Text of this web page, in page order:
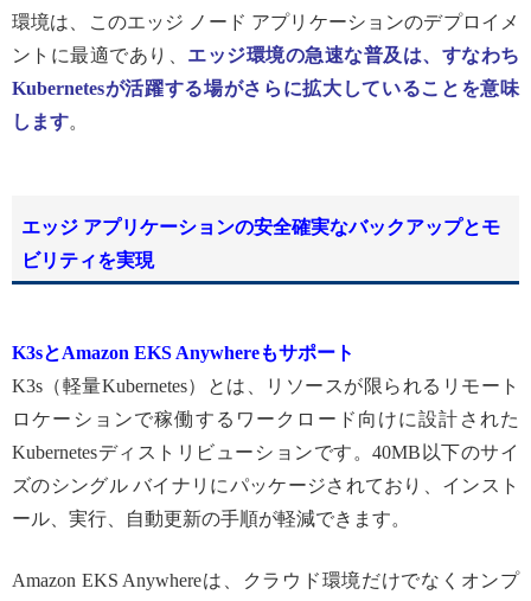
環境は、このエッジ ノード アプリケーションのデプロイメ
ントに最適であり、 エッジ環境の急速な普及は、すなわち
Kubernetesが活躍する場がさらに拡大していることを意味
します。
エッジ アプリケーションの安全確実なバックアップとモ
ビリティを実現
K3sとAmazon EKS Anywhereもサポート
K3s（軽量Kubernetes）とは、リソースが限られるリモート
ロケーションで稼働するワークロード向けに設計された
Kubernetesディストリビューションです。40MB以下のサイ
ズのシングル バイナリにパッケージされており、インスト
ール、実行、自動更新の手順が軽減できます。
Amazon EKS Anywhereは、クラウド環境だけでなくオンプ